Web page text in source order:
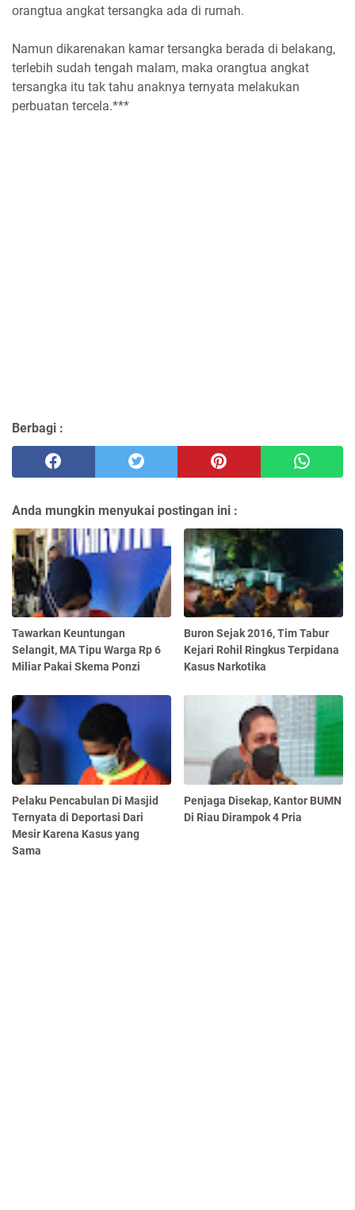
orangtua angkat tersangka ada di rumah.
Namun dikarenakan kamar tersangka berada di belakang,
terlebih sudah tengah malam, maka orangtua angkat
tersangka itu tak tahu anaknya ternyata melakukan
perbuatan tercela.***
Berbagi :
Anda mungkin menyukai postingan ini :
Tawarkan Keuntungan
Selangit, MA Tipu Warga Rp 6
Miliar Pakai Skema Ponzi
Buron Sejak 2016, Tim Tabur
Kejari Rohil Ringkus Terpidana
Kasus Narkotika
Pelaku Pencabulan Di Masjid
Ternyata di Deportasi Dari
Mesir Karena Kasus yang
Sama
Penjaga Disekap, Kantor BUMN
Di Riau Dirampok 4 Pria